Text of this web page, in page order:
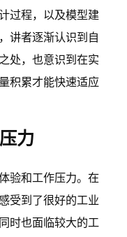
过程，以及模型建
讲者逐渐认识到自
处，也意识到在实
积累才能快速适应
力
验和工作压力。在
受到了很好的工业
时也面临较大的工